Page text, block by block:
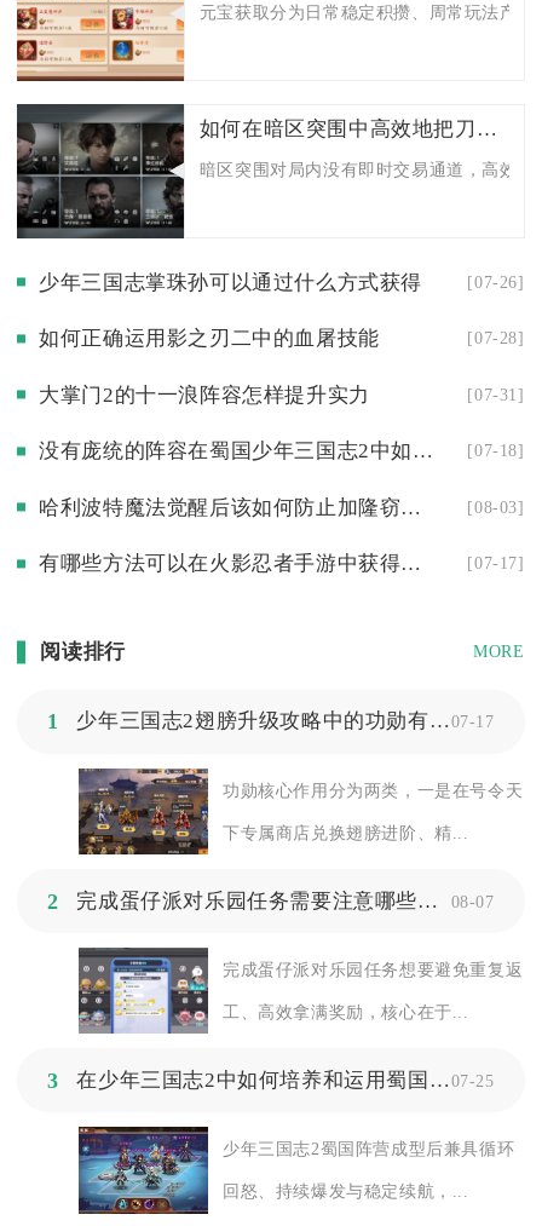
元宝获取分为日常稳定积攒、周常玩法产
如何在暗区突围中高效地把刀给队友
暗区突围对局内没有即时交易通道，高效
少年三国志掌珠孙可以通过什么方式获得 [07-26]
如何正确运用影之刃二中的血屠技能 [07-28]
大掌门2的十一浪阵容怎样提升实力 [07-31]
没有庞统的阵容在蜀国少年三国志2中如何打法 [07-18]
哈利波特魔法觉醒后该如何防止加隆窃贼趁机逃跑 [08-03]
有哪些方法可以在火影忍者手游中获得波风水门 [07-17]
阅读排行 MORE
1 少年三国志2翅膀升级攻略中的功勋有何作用07-17
功勋核心作用分为两类，一是在号令天
下专属商店兑换翅膀进阶、精...
2 完成蛋仔派对乐园任务需要注意哪些细节 08-07
完成蛋仔派对乐园任务想要避免重复返
工、高效拿满奖励，核心在于...
3 在少年三国志2中如何培养和运用蜀国的技巧07-25
少年三国志2蜀国阵营成型后兼具循环
回怒、持续爆发与稳定续航，...